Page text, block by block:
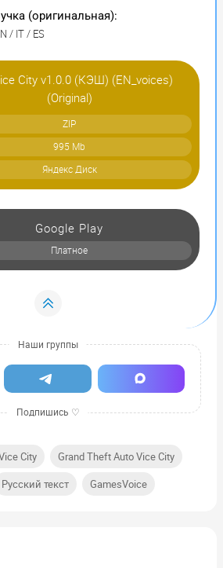
(оригинальная):
/ IT / ES
City v1.0.0 (КЭШ) (EN_voices)
(Original)
ZIP
995 Mb
Яндекс Диск
Google Play
Платное
City Grand Theft Auto Vice City
Русский текст GamesVoice